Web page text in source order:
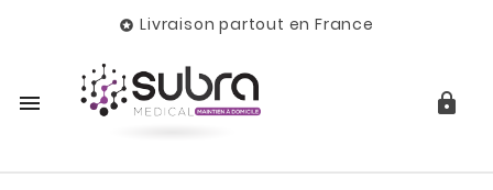
 Livraison partout en France
 